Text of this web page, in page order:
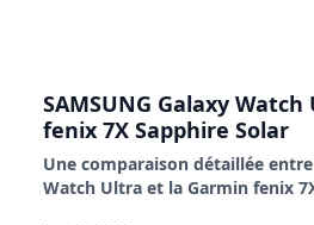
SAMSUNG Galaxy
fenix 7X Sapphire Solar
Une comparaison détaillée entre
Watch Ultra et la Garmin fenix